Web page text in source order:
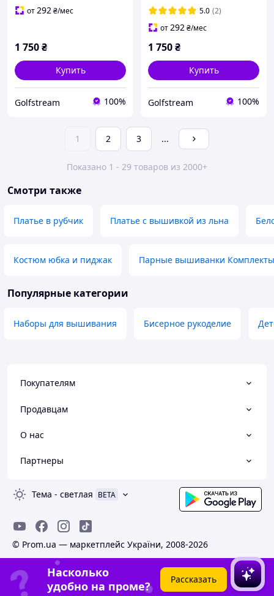
от292₴/мес
1 750₴
Купить
Golfstream 100%
5.0 (2)
от292₴/мес
1 750₴
Купить
Golfstream 100%
1 2 3 ...
Показано 1 - 29 товаров из 2000+
Смотри также
Платье в рубчик Платье с вышивкой из льна
Костюм юбка и пиджак Парные вышиванки Комплекты
Популярные категории
Наборы для вышивания Бисерное рукоделие
Покупателям
Продавцам
О нас
Партнеры
Тема - светлая BETA
© Prom.ua — маркетплейс України, 2008-2026
Насколько
удобно на проме?
Рассказать